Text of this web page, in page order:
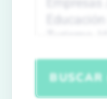
BUSCAR